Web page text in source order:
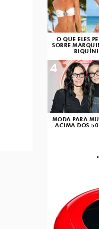
O QUE ELES
SOBRE
BIQUÍNI
MODA PARA
ACIMA DOS
4